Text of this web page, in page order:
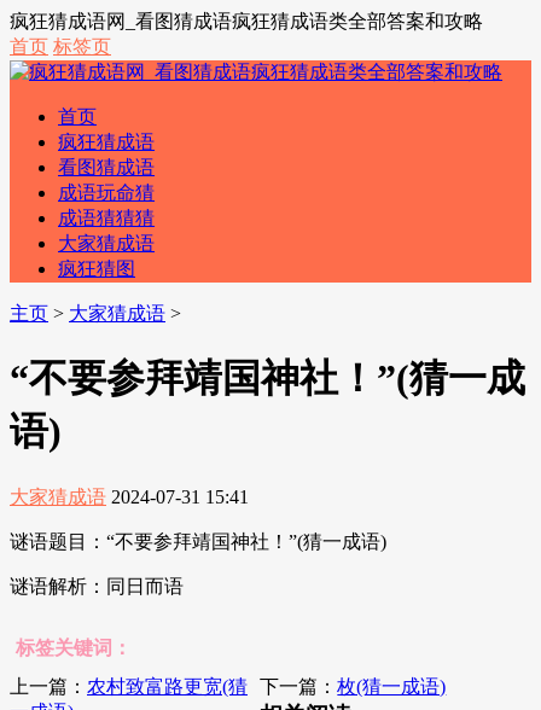
疯狂猜成语网_看图猜成语疯狂猜成语类全部答案和攻略
首页 标签页
首页
疯狂猜成语
看图猜成语
成语玩命猜
成语猜猜猜
大家猜成语
疯狂猜图
主页 > 大家猜成语 >
“不要参拜靖国神社！”(猜一成
语)
大家猜成语 2024-07-31 15:41
谜语题目：“不要参拜靖国神社！”(猜一成语)
谜语解析：同日而语
标签关键词：
上一篇： 农村致富路更宽(猜
下一篇：枚(猜一成语)